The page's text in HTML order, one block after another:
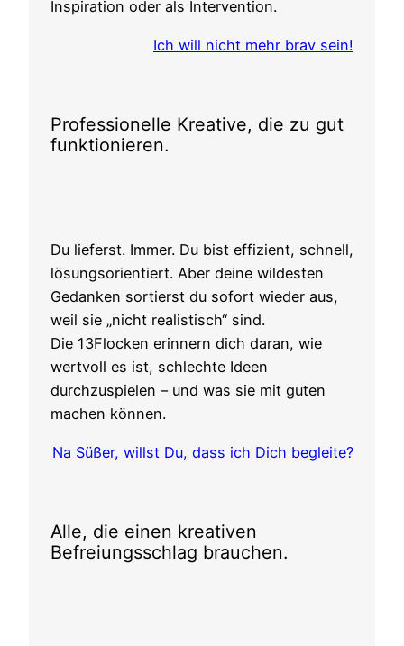
Inspiration oder als Intervention.
Ich will nicht mehr brav sein!
Professionelle Kreative, die zu gut
funktionieren.
Du lieferst. Immer. Du bist effizient, schnell,
lösungsorientiert. Aber deine wildesten
Gedanken sortierst du sofort wieder aus,
weil sie „nicht realistisch“ sind.
Die 13Flocken erinnern dich daran, wie
wertvoll es ist, schlechte Ideen
durchzuspielen – und was sie mit guten
machen können.
Na Süßer, willst Du, dass ich Dich begleite?
Alle, die einen kreativen
Befreiungsschlag brauchen.